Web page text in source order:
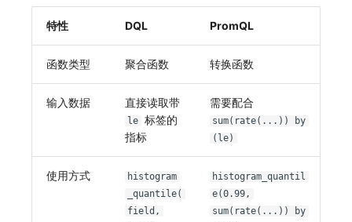
特性 DQL PromQL
函数类型 聚合函数 转换函数
输入数据 直接读取带
le 标签的
指标
需要配合
sum(rate(...)) by
(le)
使用方式
histogram
_quantile(
field,
histogram_quantil
e(0.99,
sum(rate(...)) by